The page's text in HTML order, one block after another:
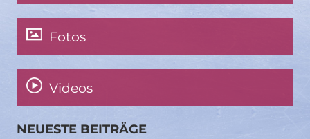
Fotos
Videos
NEUESTE BEITRÄGE